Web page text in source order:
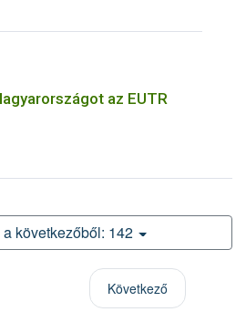
az EUTR
következőből: 142
Következő